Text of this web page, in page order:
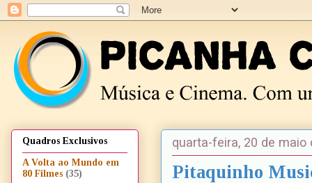
quarta-feira, 20 de maio
Pitaquinho
Quadros Exclusivos
A Volta ao Mundo em
80 Filmes (35)